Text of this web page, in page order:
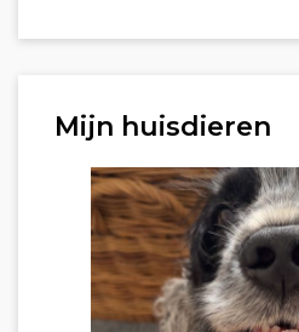
Mijn huisdieren